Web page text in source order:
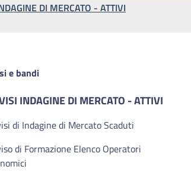
DI MERCATO - ATTIVI
e bandi
INDAGINE DI MERCATO - ATTIVI
di Indagine di Mercato Scaduti
di Formazione Elenco Operatori